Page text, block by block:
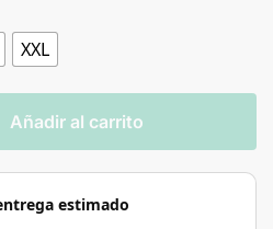
XXL
Añadir al carrito
estimado